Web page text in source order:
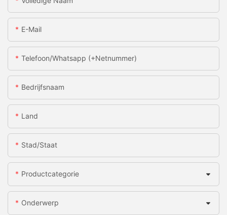
E-Mail
Telefoon/whatsapp (+netnummer)
Bedrijfsnaam
Land
Stad/staat
Productcategorie
Onderwerp